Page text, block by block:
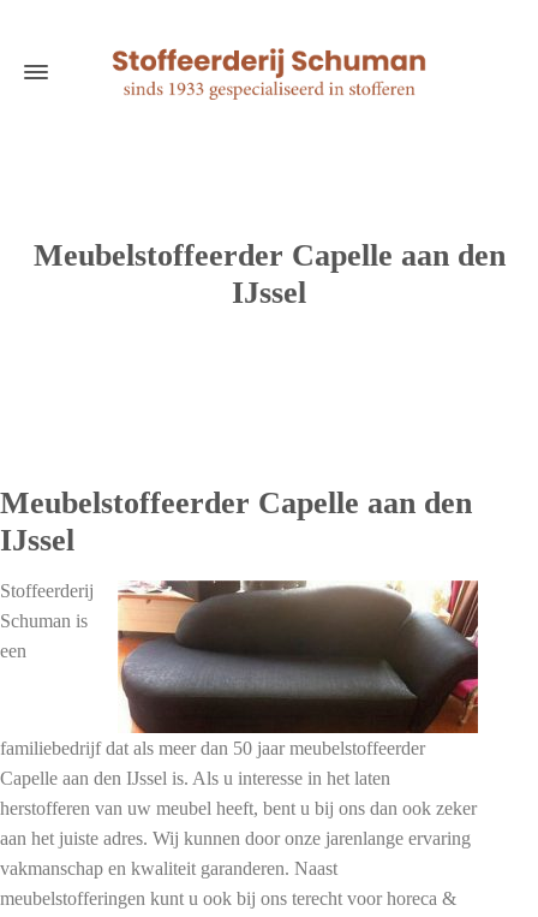
Meubelstoffeerder Capelle aan den
IJssel
Meubelstoffeerder Capelle aan den
IJssel
Stoffeerderij
Schuman is
een
familiebedrijf dat als meer dan 50 jaar meubelstoffeerder
Capelle aan den IJssel is. Als u interesse in het laten
herstofferen van uw meubel heeft, bent u bij ons dan ook zeker
aan het juiste adres. Wij kunnen door onze jarenlange ervaring
vakmanschap en kwaliteit garanderen. Naast
meubelstofferingen kunt u ook bij ons terecht voor horeca &